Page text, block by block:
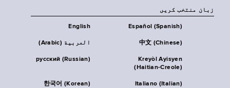
زبان منتخب کریں
English Español (Spanish)
العربية (Arabic) 中文 (Chinese)
русский (Russian)
Kreyòl Ayisyen
(Haitian-Creole)
한국어 (Korean) Italiano (Italian)